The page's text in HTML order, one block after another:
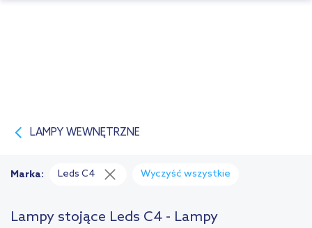
LAMPY WEWNĘTRZNE
Lampy stojące Leds C4 - Lampy
Marka: Leds C4 Wyczyść wszystkie